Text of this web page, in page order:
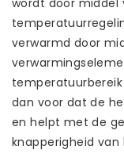
verwarmd door
dan voor dat de
en helpt met de
knapperigheid van